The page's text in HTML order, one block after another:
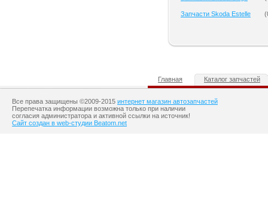
Запчасти Skoda Estelle (
Главная Каталог запчастей
Все права защищены ©2009-2015 интернет магазин автозапчастей
Перепечатка информации возможна только при наличии
согласия администратора и активной ссылки на источник!
Сайт создан в web-студии Beatom.net